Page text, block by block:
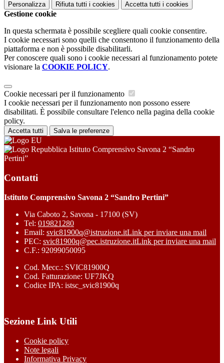
Personalizza Rifiuta tutti i cookies Accetta tutti i cookies
Gestione cookie
In questa schermata è possibile scegliere quali cookie consentire.
I cookie necessari sono quelli che consentono il funzionamento della
piattaforma e non è possibile disabilitarli.
Per conoscere quali sono i cookie necessari al funzionamento potete
visionare la COOKIE POLICY.
Cookie necessari per il funzionamento
I cookie necessari per il funzionamento non possono essere
disabilitati. È possibile consultare l'elenco nella pagina della cookie
policy.
Accetta tutti Salva le preferenze
Istituto Comprensivo Savona 2 “Sandro
Pertini”
Contatti
Istituto Comprensivo Savona 2 “Sandro Pertini”
Via Caboto 2, Savona - 17100 (SV)
Tel: 019821280
Email: svic81900q@istruzione.itLink per inviare una mail
PEC: svic81900q@pec.istruzione.itLink per inviare una mail
C.F.: 92099050095
Cod. Mecc.: SVIC81900Q
Cod. Fatturazione: UF7JKQ
Codice IPA: istsc_svic81900q
Sezione Link Utili
Cookie policy
Note legali
Informativa Privacy